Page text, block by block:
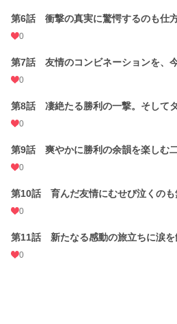
文字数 18,981
更新日時
初回公開日時 2023.07.23 07:10
週間ポイント 21 pt (62,459 位)
第6話 衝撃の真実に驚愕するのも仕
0
第7話 友情のコンビネーションを、
0
第8話 凄絶たる勝利の一撃。そして
0
第9話 爽やかに勝利の余韻を楽しむ
0
第10話 育んだ友情にむせび泣くのも
0
第11話 新たなる感動の旅立ちに涙を
0